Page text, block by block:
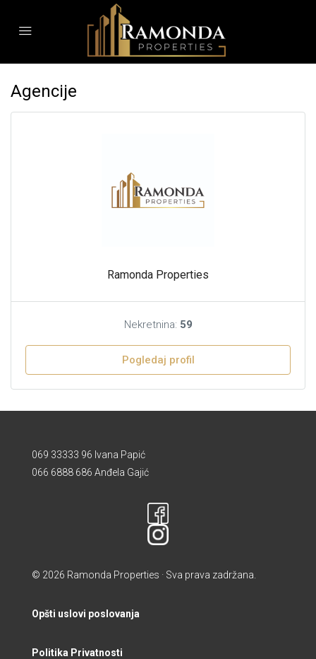
Agencije
Ramonda Properties
Nekretnina: 59
Pogledaj profil
069 33333 96 Ivana Papić
066 6888 686 Anđela Gajić
© 2026 Ramonda Properties · Sva prava zadržana.
Opšti uslovi poslovanja
Politika Privatnosti